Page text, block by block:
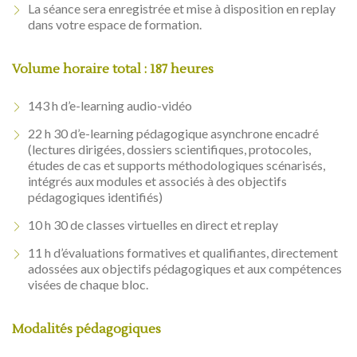
La séance sera enregistrée et mise à disposition en replay
dans votre espace de formation.
Volume horaire total : 187 heures
143 h d’e-learning audio-vidéo
22 h 30 d’e-learning pédagogique asynchrone encadré
(lectures dirigées, dossiers scientifiques, protocoles,
études de cas et supports méthodologiques scénarisés,
intégrés aux modules et associés à des objectifs
pédagogiques identifiés)
10 h 30 de classes virtuelles en direct et replay
11 h d’évaluations formatives et qualifiantes, directement
adossées aux objectifs pédagogiques et aux compétences
visées de chaque bloc.
Modalités pédagogiques